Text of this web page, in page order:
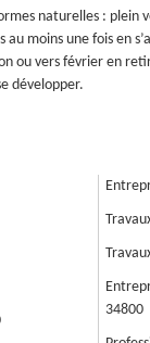
naturelles :
au moins une fois en
ou vers février en
développer.
34800